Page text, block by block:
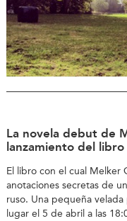
La novela debut de
lanzamiento del
El libro con el cual Melker
anotaciones secretas de
ruso. Una pequeña
lugar el 5 de abril a las